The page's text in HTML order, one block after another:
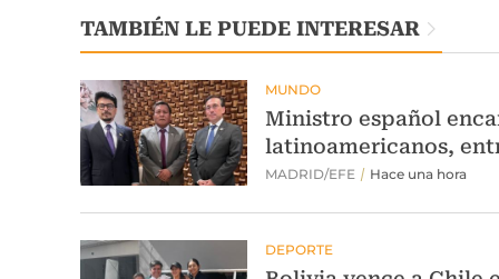
TAMBIÉN LE PUEDE INTERESAR